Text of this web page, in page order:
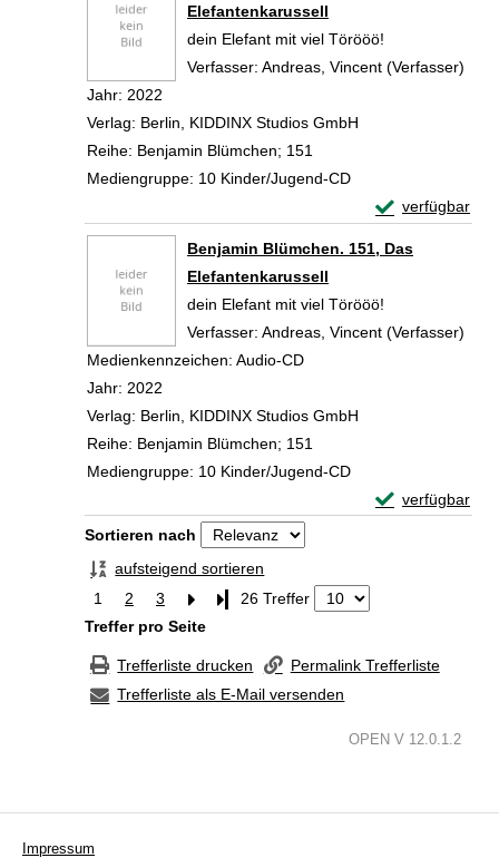
Elefantenkarussell
dein Elefant mit viel Törööö!
Verfasser: Andreas, Vincent (Verfasser)
Jahr: 2022
Verlag: Berlin, KIDDINX Studios GmbH
Reihe: Benjamin Blümchen; 151
Mediengruppe: 10 Kinder/Jugend-CD
verfügbar
Exemplar-
Benjamin Blümchen. 151, Das
Elefantenkarussell
dein Elefant mit viel Törööö!
Verfasser: Andreas, Vincent (Verfasser)
Medienkennzeichen: Audio-CD
Jahr: 2022
Verlag: Berlin, KIDDINX Studios GmbH
Reihe: Benjamin Blümchen; 151
Mediengruppe: 10 Kinder/Jugend-CD
verfügbar
Exemplar-
Zu den Suchfiltern springen
Sortieren nach
aufsteigend sortieren
1
2 3 Letzte Seite
26 Treffer
Treffer pro Seite
Trefferliste drucken
Permalink Trefferliste
Trefferliste als E-Mail versenden
OPEN V 12.0.1.2
Impressum